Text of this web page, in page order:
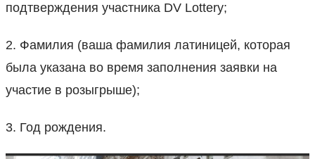
подтверждения участника DV Lottery;
2. Фамилия (ваша фамилия латиницей, которая
была указана во время заполнения заявки на
участие в розыгрыше);
3. Год рождения.